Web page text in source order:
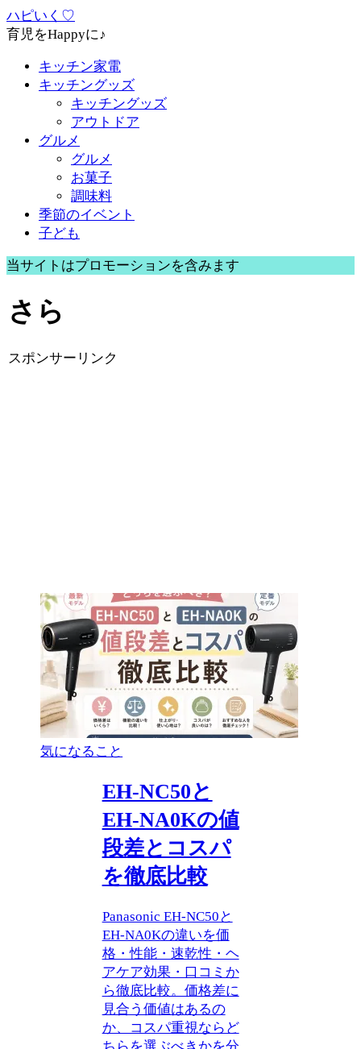
ハピいく♡
育児をHappyに♪
キッチン家電
キッチングッズ
キッチングッズ
アウトドア
グルメ
グルメ
お菓子
調味料
季節のイベント
子ども
当サイトはプロモーションを含みます
さら
スポンサーリンク
気になること
EH-NC50と
EH-NA0Kの値
段差とコスパ
を徹底比較
Panasonic EH-NC50と
EH-NA0Kの違いを価
格・性能・速乾性・ヘ
アケア効果・口コミか
ら徹底比較。価格差に
見合う価値はあるの
か、コスパ重視ならど